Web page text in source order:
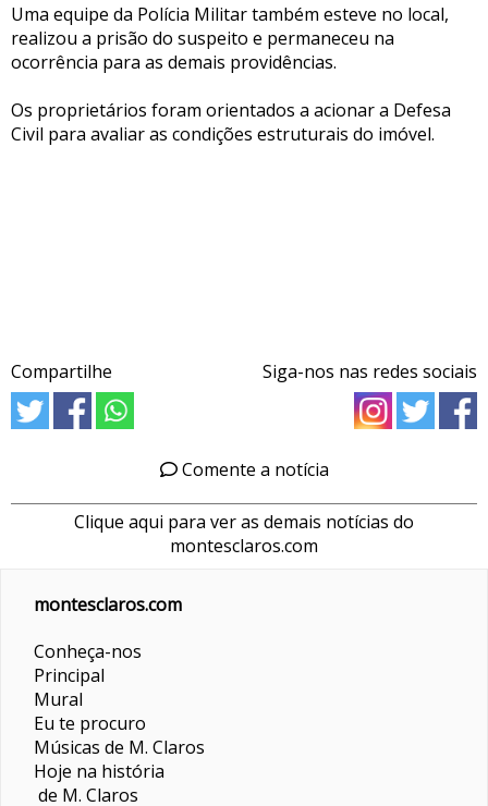
Uma equipe da Polícia Militar também esteve no local,
realizou a prisão do suspeito e permaneceu na
ocorrência para as demais providências.
Os proprietários foram orientados a acionar a Defesa
Civil para avaliar as condições estruturais do imóvel.
Compartilhe Siga-nos nas redes sociais
Comente a notícia
Clique aqui para ver as demais notícias do
montesclaros.com
montesclaros.com
Conheça-nos
Principal
Mural
Eu te procuro
Músicas de M. Claros
Hoje na história
de M. Claros